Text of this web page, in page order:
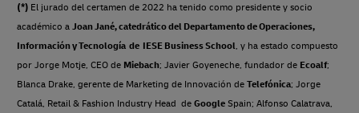
(*) El jurado del certamen de 2022 ha tenido como presidente y socio
académico a Joan Jané, catedrático del Departamento de Operaciones,
Información y Tecnología de IESE Business School, y ha estado compuesto
por Jorge Motje, CEO de Miebach; Javier Goyeneche, fundador de Ecoalf;
Blanca Drake, gerente de Marketing de Innovación de Telefónica; Jorge
Catalá, Retail & Fashion Industry Head de Google Spain; Alfonso Calatrava,